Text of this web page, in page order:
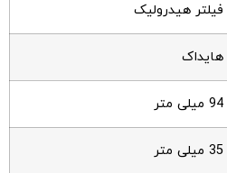
فیلتر هیدرولیک
هایداک
94 میلی متر
35 میلی متر